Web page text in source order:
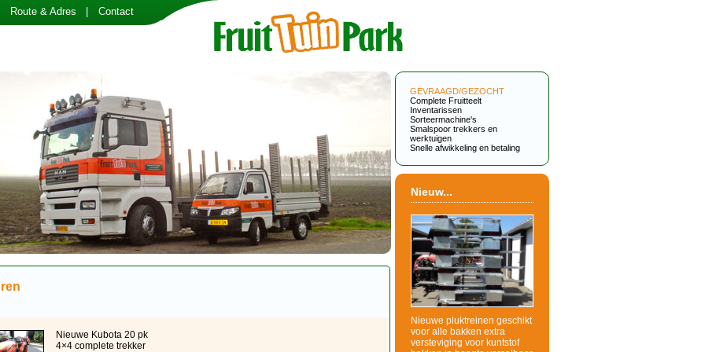
Route & Adres Contact
Nieuwe Kubota 20 pk
4×4 complete trekker
GEVRAAGD/GEZOCHT
Complete Fruitteelt
Inventarissen
Sorteermachine's
Smalspoor trekkers en
werktuigen
Snelle afwikkeling en betaling
Nieuw...
Nieuwe pluktreinen geschikt
voor alle bakken extra
versteviging voor kuntstof